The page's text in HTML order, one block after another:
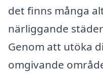
det finns många
närliggande
Genom att utöka
omgivande